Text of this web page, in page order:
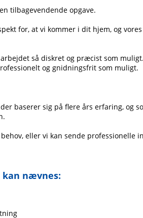
tilbagevendende opgave.
for, at vi kommer i dit hjem, og
så diskret og præcist som
og gnidningsfrit som muligt.
baserer sig på flere års erfaring, og
eller vi kan sende professionelle
nævnes: